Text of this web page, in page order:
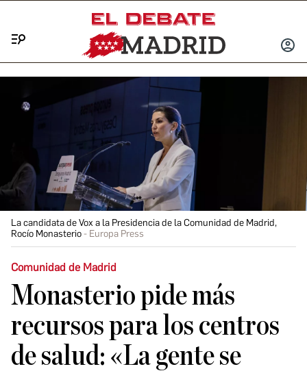
INICIAR
La candidata de Vox a la Presidencia de la Comunidad de Madrid,
Rocío Monasterio
Europa Press
Comunidad de Madrid
Monasterio pide más
recursos para los centros
de salud: «La gente se